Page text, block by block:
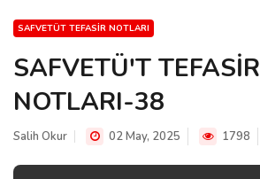
SAFVETÜT TEFASIR NOTLARI
SAFVETÜ'T TEFASİR
NOTLARI-38
Salih Okur 02 May, 2025 1798